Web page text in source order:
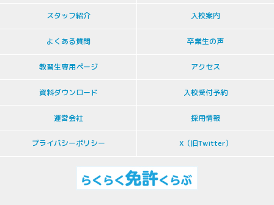
スタッフ紹介 入校案内
よくある質問 卒業生の声
教習生専用ページ アクセス
資料ダウンロード 入校受付予約
運営会社 採用情報
プライバシーポリシー X（旧Twitter）